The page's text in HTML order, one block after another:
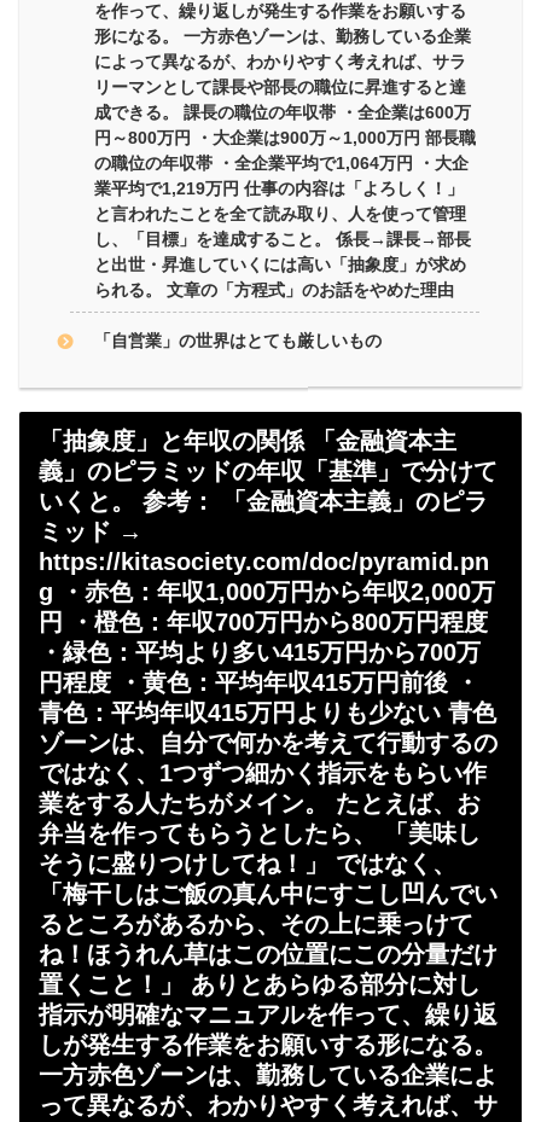
を作って、繰り返しが発生する作業をお願いする
形になる。 一方赤色ゾーンは、勤務している企業
によって異なるが、わかりやすく考えれば、サラ
リーマンとして課長や部長の職位に昇進すると達
成できる。 課長の職位の年収帯 ・全企業は600万
円～800万円 ・大企業は900万～1,000万円 部長職
の職位の年収帯 ・全企業平均で1,064万円 ・大企
業平均で1,219万円 仕事の内容は「よろしく！」
と言われたことを全て読み取り、人を使って管理
し、「目標」を達成すること。 係長→課長→部長
と出世・昇進していくには高い「抽象度」が求め
られる。 文章の「方程式」のお話をやめた理由
「自営業」の世界はとても厳しいもの
「抽象度」と年収の関係 「金融資本主
義」のピラミッドの年収「基準」で分けて
いくと。 参考： 「金融資本主義」のピラ
ミッド →
https://kitasociety.com/doc/pyramid.pn
g ・赤色：年収1,000万円から年収2,000万
円 ・橙色：年収700万円から800万円程度
・緑色：平均より多い415万円から700万
円程度 ・黄色：平均年収415万円前後 ・
青色：平均年収415万円よりも少ない 青色
ゾーンは、自分で何かを考えて行動するの
ではなく、1つずつ細かく指示をもらい作
業をする人たちがメイン。 たとえば、お
弁当を作ってもらうとしたら、 「美味し
そうに盛りつけしてね！」 ではなく、
「梅干しはご飯の真ん中にすこし凹んでい
るところがあるから、その上に乗っけて
ね！ほうれん草はこの位置にこの分量だけ
置くこと！」 ありとあらゆる部分に対し
指示が明確なマニュアルを作って、繰り返
しが発生する作業をお願いする形になる。
一方赤色ゾーンは、勤務している企業によ
って異なるが、わかりやすく考えれば、サ